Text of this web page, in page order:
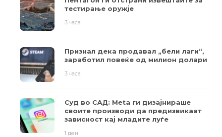
тестирање оружје
3 часа
Признал дека продавал „бели лаги“,
заработил повеќе од милион долари
3 часа
Суд во САД: Meta ги дизајнираше
своите производи да предизвикаат
зависност кај младите луѓе
1 ден